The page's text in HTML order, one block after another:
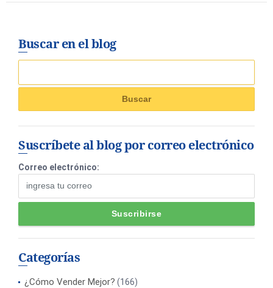
Buscar en el blog
Suscríbete al blog por correo electrónico
Correo electrónico:
Categorías
¿Cómo Vender Mejor? (166)